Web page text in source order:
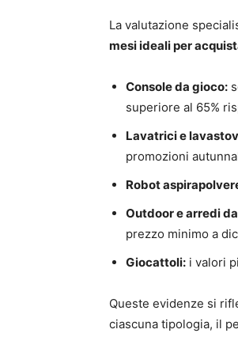
La valutazione
mesi ideali per
Console da gioco:
superiore al 65%
Lavatrici e
promozioni
Robot
Outdoor e arredi
prezzo minimo a
Giocattoli: i valori
Queste evidenze si
ciascuna tipologia, il